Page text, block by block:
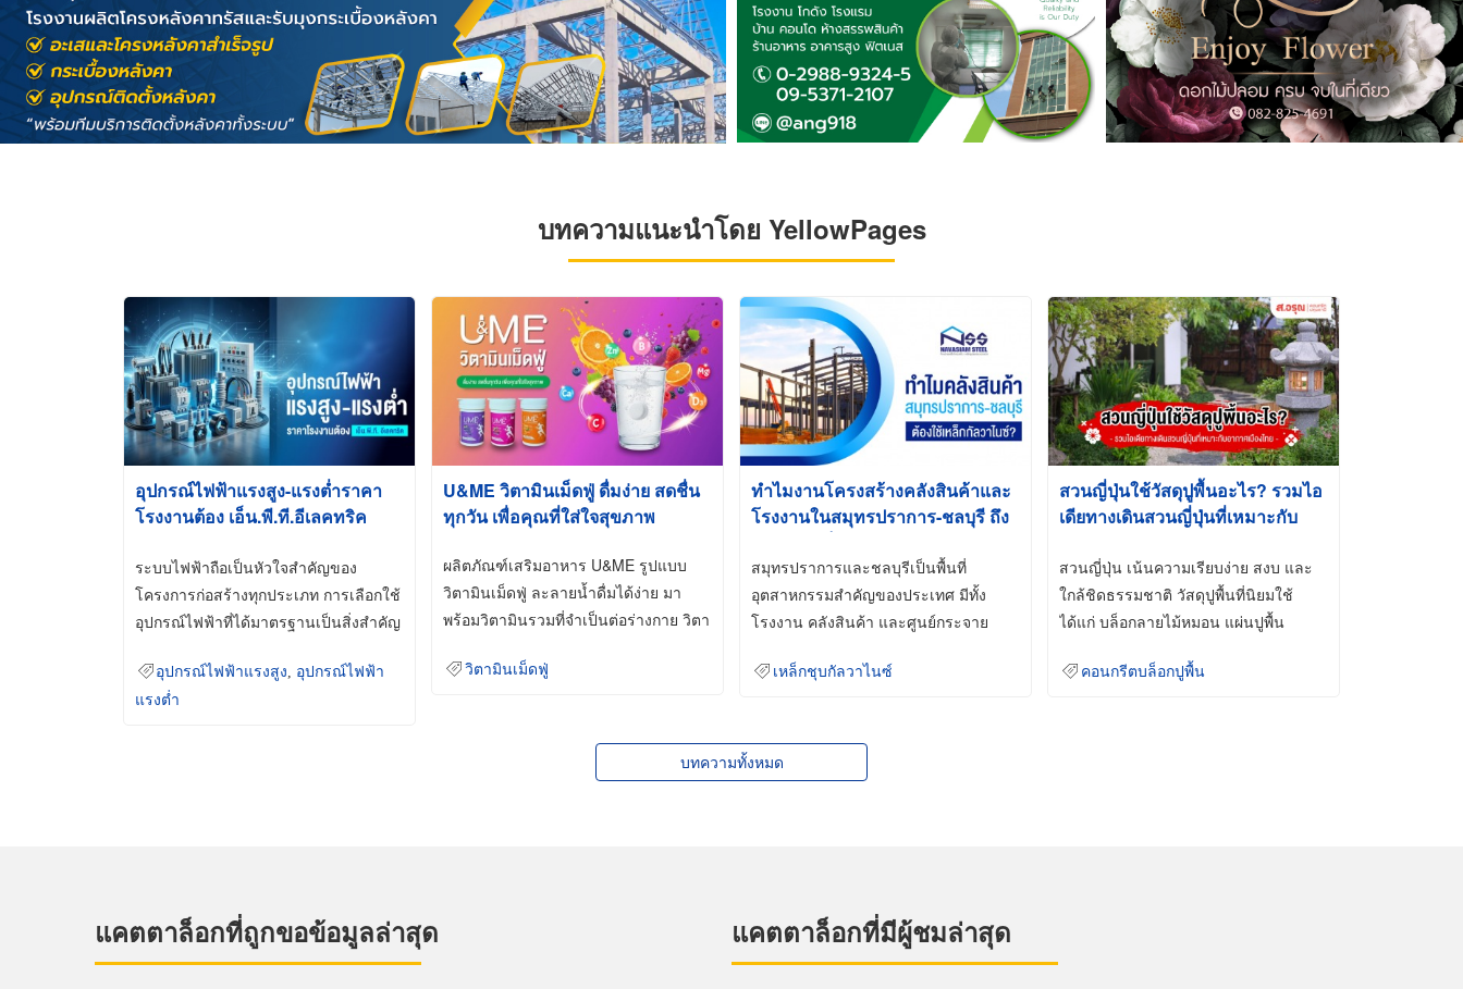
บทความแนะนำโดย YellowPages
อุปกรณ์ไฟฟ้าแรงสูง-แรงต่ำราคา
โรงงานต้อง เอ็น.พี.ที.อีเลคทริค
ระบบไฟฟ้าถือเป็นหัวใจสำคัญของ
โครงการก่อสร้างทุกประเภท การเลือกใช้
อุปกรณ์ไฟฟ้าที่ได้มาตรฐานเป็นสิ่งสำคัญ
อุปกรณ์ไฟฟ้าแรงสูง
อุปกรณ์ไฟฟ้า
แรงต่ำ
U&ME วิตามินเม็ดฟู่ ดื่มง่าย สดชื่น
ทุกวัน เพื่อคุณที่ใส่ใจสุขภาพ
ผลิตภัณฑ์เสริมอาหาร U&ME รูปแบบ
วิตามินเม็ดฟู่ ละลายน้ำดื่มได้ง่าย มา
พร้อมวิตามินรวมที่จำเป็นต่อร่างกาย วิตา
วิตามินเม็ดฟู่
ทำไมงานโครงสร้างคลังสินค้าและ
โรงงานในสมุทรปราการ-ชลบุรี ถึง
Galvanized)
สมุทรปราการและชลบุรีเป็นพื้นที่
อุตสาหกรรมสำคัญของประเทศ มีทั้ง
โรงงาน คลังสินค้า และศูนย์กระจาย
เหล็กชุบกัลวาไนซ์
สวนญี่ปุ่นใช้วัสดุปูพื้นอะไร? รวมไอ
เดียทางเดินสวนญี่ปุ่นที่เหมาะกับ
สวนญี่ปุ่น เน้นความเรียบง่าย สงบ และ
ใกล้ชิดธรรมชาติ วัสดุปูพื้นที่นิยมใช้
ได้แก่ บล็อกลายไม้หมอน แผ่นปูพื้น
คอนกรีตบล็อกปูพื้น
บทความทั้งหมด
แคตตาล็อกที่ถูกขอข้อมูลล่าสุด แคตตาล็อกที่มีผู้ชมล่าสุด